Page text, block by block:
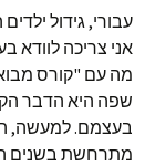
עבורי, גידול
אני צריכה לוודא
מה עם "קורס מבוא
שפה היא הדבר
בעצמם. למעשה,
מתרחשת בשנים